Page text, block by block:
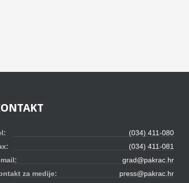
(034) 411-080
(034) 411-081
grad@pakrac.hr
za medije:
press@pakrac.hr